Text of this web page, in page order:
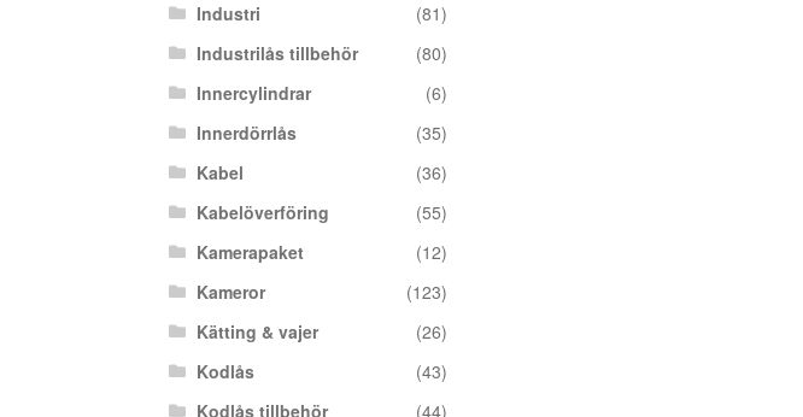
Industri
(81)
Industrilås tillbehör
(80)
Innercylindrar
(6)
Innerdörrlås
(35)
Kabel
(36)
Kabelöverföring
(55)
Kamerapaket
(12)
Kameror
(123)
Kätting & vajer
(26)
Kodlås
(43)
Kodlås tillbehör
(44)